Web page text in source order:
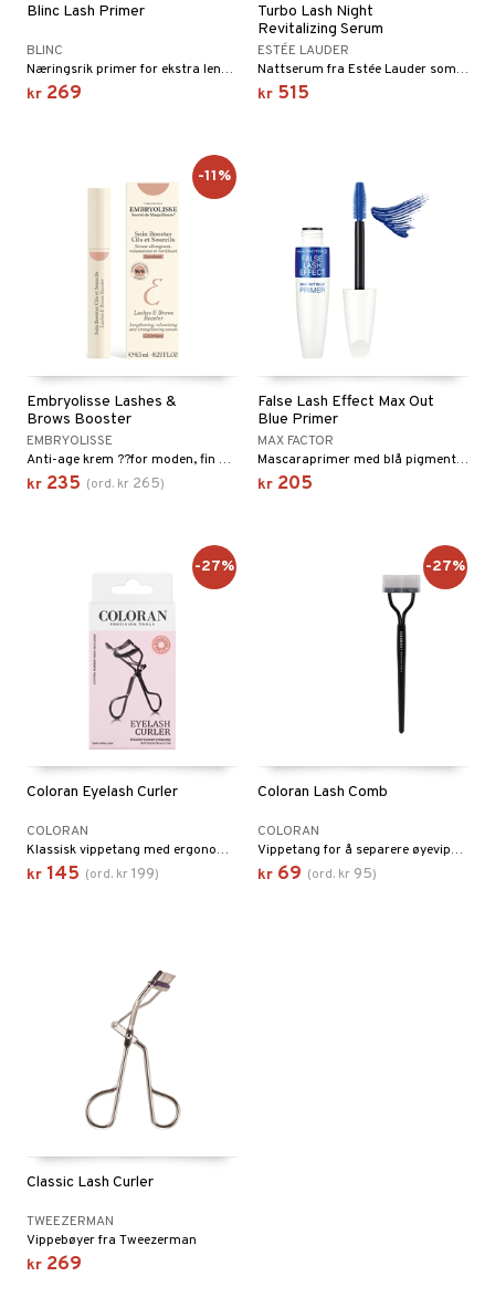
Blinc Lash Primer
BLINC
Næringsrik primer for ekstra lengde og volum
kr 269
Turbo Lash Night
Revitalizing Serum
ESTÉE LAUDER
Nattserum fra Estée Lauder som styrker og pleier med et kompleks for vipper og bryn som føles fyldigere og tykkere.
kr 515
Embryolisse Lashes &
Brows Booster
EMBRYOLISSE
Anti-age krem ??for moden, fin og tørr hud fra Embryolisse Øyevippe- og øyenbrynsforsterker med 96 % naturlige ingredienser fra Embryolisse
kr 235 (ord. kr 265)
-11%
False Lash Effect Max Out
Blue Primer
MAX FACTOR
Mascaraprimer med blå pigment for ekstra svarthet fra Max Factor
kr 205
Coloran Eyelash Curler
COLORAN
Klassisk vippetang med ergonomisk design.
kr 145 (ord. kr 199)
-27%
Coloran Lash Comb
COLORAN
Vippetang for å separere øyevippene.
kr 69 (ord. kr 95)
-27%
Classic Lash Curler
TWEEZERMAN
Vippebøyer fra Tweezerman
kr 269